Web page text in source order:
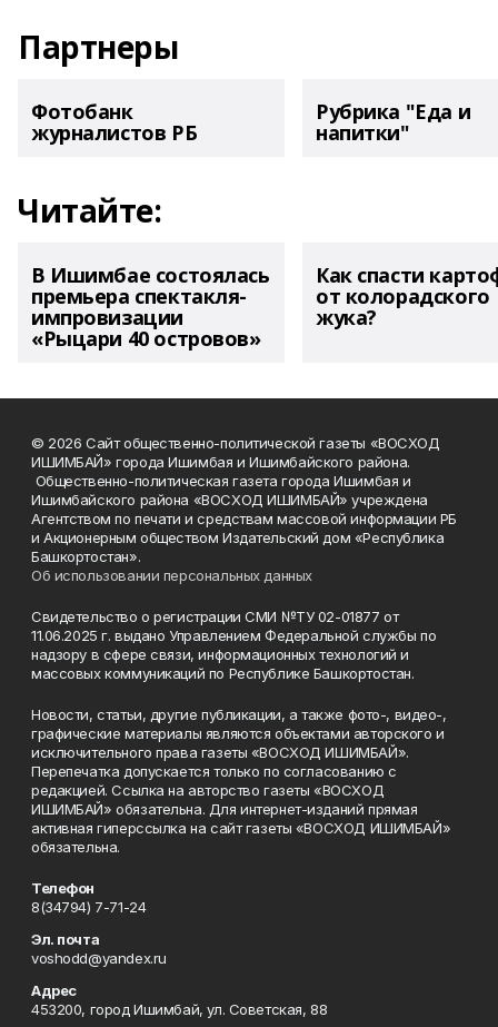
Партнеры
Фотобанк
журналистов РБ
Рубрика "Еда и
напитки"
Читайте:
В Ишимбае состоялась
премьера спектакля-
импровизации
«Рыцари 40 островов»
Как спасти
от колорадского
жука?
© 2026 Сайт общественно-политической газеты «ВОСХОД
ИШИМБАЙ» города Ишимбая и Ишимбайского района.
Общественно-политическая газета города Ишимбая и
Ишимбайского района «ВОСХОД ИШИМБАЙ» учреждена
Агентством по печати и средствам массовой информации РБ
и Акционерным обществом Издательский дом «Республика
Башкортостан».
Об использовании персональных данных
Свидетельство о регистрации СМИ №ТУ 02-01877 от
11.06.2025 г. выдано Управлением Федеральной службы по
надзору в сфере связи, информационных технологий и
массовых коммуникаций по Республике Башкортостан.
Новости, статьи, другие публикации, а также фото-, видео-,
графические материалы являются объектами авторского и
исключительного права газеты «ВОСХОД ИШИМБАЙ».
Перепечатка допускается только по согласованию с
редакцией. Ссылка на авторство газеты «ВОСХОД
ИШИМБАЙ» обязательна. Для интернет-изданий прямая
активная гиперссылка на сайт газеты «ВОСХОД ИШИМБАЙ»
обязательна.
Телефон
8(34794) 7-71-24
Эл. почта
voshodd@yandex.ru
Адрес
453200, город Ишимбай, ул. Советская, 88